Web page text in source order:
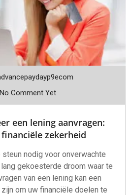
No Comment Yet
een lening aanvragen:
zekerheid
nodig voor onverwachte
gekoesterde droom waar te
van een lening kan een
om uw financiële doelen te